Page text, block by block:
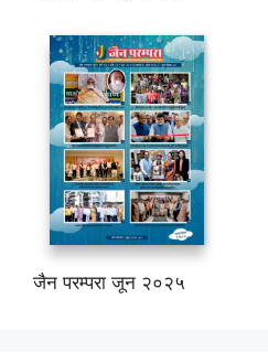
जैन परम्परा जून २०२५